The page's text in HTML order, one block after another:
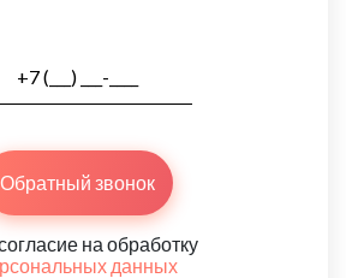
Обратный звонок
на обработку
данных